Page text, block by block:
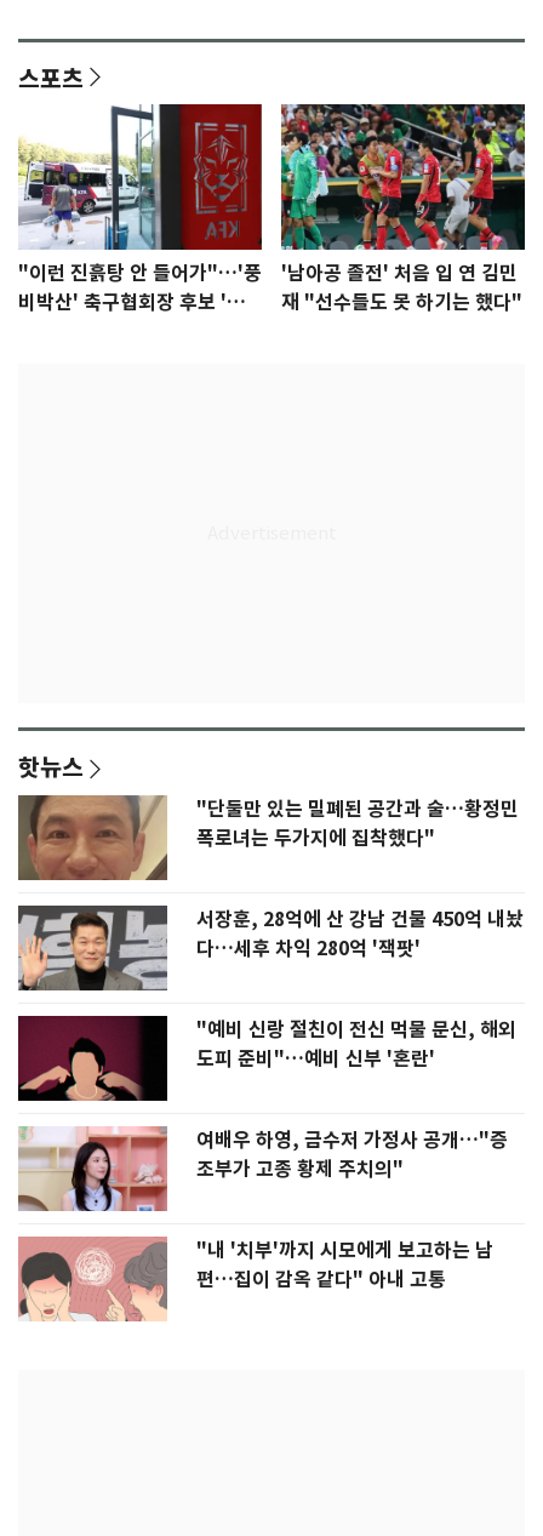
스포츠
"이런 진흙탕 안 들어가"…'풍
비박산' 축구협회장 후보 '실
'남아공 졸전' 처음 입 연 김민
재 "선수들도 못 하기는 했다"
핫뉴스
"단둘만 있는 밀폐된 공간과 술…황정민
폭로녀는 두가지에 집착했다"
서장훈, 28억에 산 강남 건물 450억 내놨
다…세후 차익 280억 '잭팟'
"예비 신랑 절친이 전신 먹물 문신, 해외
도피 준비"…예비 신부 '혼란'
여배우 하영, 금수저 가정사 공개…"증
조부가 고종 황제 주치의"
"내 '치부'까지 시모에게 보고하는 남
편…집이 감옥 같다" 아내 고통